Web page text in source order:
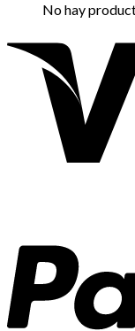
No hay